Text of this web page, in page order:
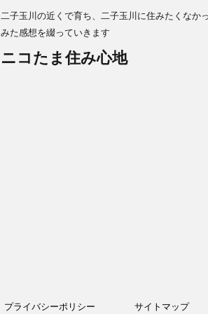
二子玉川の近くで育ち、二子玉川に住みたくなか
みた感想を綴っていきます
ニコたま住み心地
プライバシーポリシー サイトマップ